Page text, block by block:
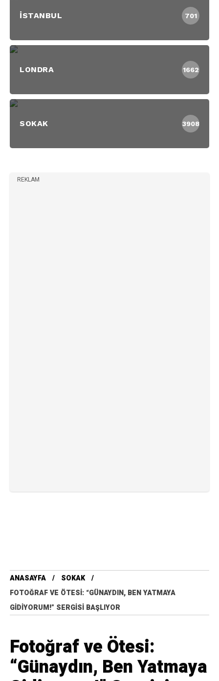
İSTANBUL 701
LONDRA 1662
SOKAK 3908
REKLAM
ANASAYFA
SOKAK
FOTOĞRAF VE ÖTESI: “GÜNAYDIN, BEN YATMAYA
GIDIYORUM!” SERGISI BAŞLIYOR
Fotoğraf ve Ötesi:
“Günaydın, Ben Yatmaya